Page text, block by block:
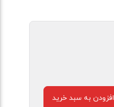
افزودن به سبد خرید